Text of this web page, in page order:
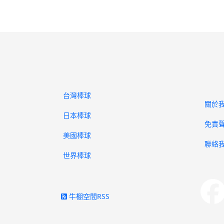
台灣棒球
日本棒球
美國棒球
世界棒球
牛棚空間RSS
關於
免責
聯絡